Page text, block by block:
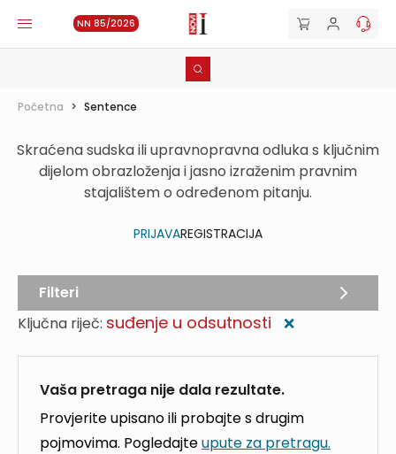
NN 85/2026
Početna > Sentence
Skraćena sudska ili upravnopravna odluka s ključnim
dijelom obrazloženja i jasno izraženim pravnim
stajalištem o određenom pitanju.
PRIJAVAREGISTRACIJA
Ključna riječ: suđenje u odsutnosti ❌
Vaša pretraga nije dala rezultate.
Provjerite upisano ili probajte s drugim
pojmovima. Pogledajteupute za pretragu.
Filteri